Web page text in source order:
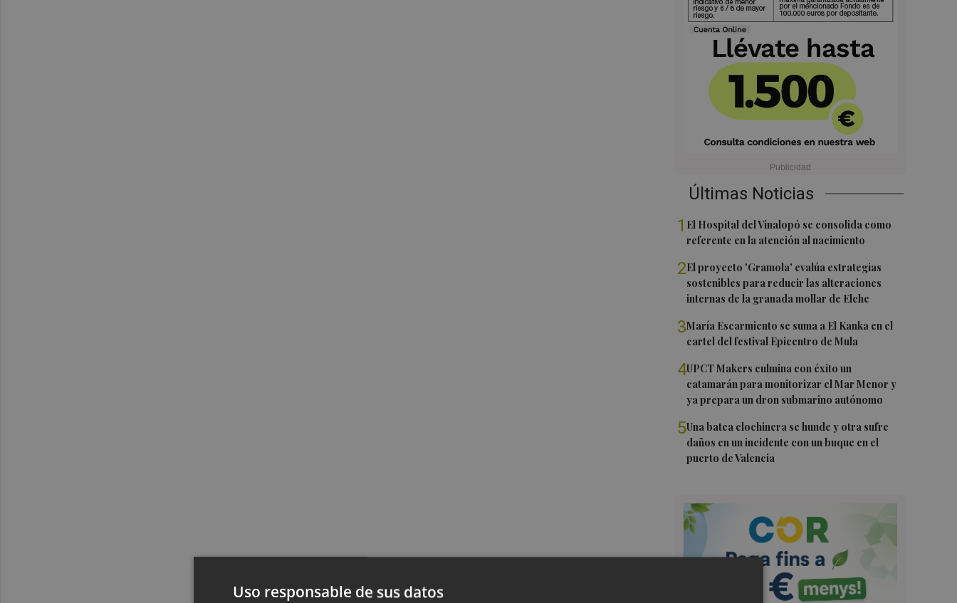
Últimas Noticias
1 El Hospital del Vinalopó se consolida como
referente en la atención al nacimiento
2El proyecto 'Gramola' evalúa estrategias
sostenibles para reducir las alteraciones
internas de la granada mollar de Elche
3María Escarmiento se suma a El Kanka en el
cartel del festival Epicentro de Mula
4UPCT Makers culmina con éxito un
catamarán para monitorizar el Mar Menor y
ya prepara un dron submarino autónomo
5Una batea clochinera se hunde y otra sufre
daños en un incidente con un buque en el
puerto de Valencia
Uso responsable de sus datos